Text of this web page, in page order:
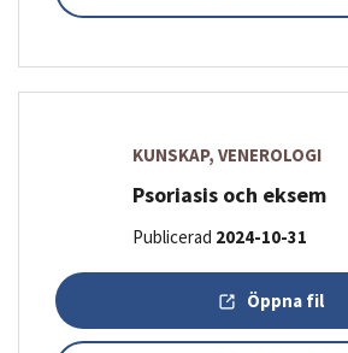
KUNSKAP, VENEROLOGI
Psoriasis och eksem
Publicerad 2024-10-31
Öppna fil